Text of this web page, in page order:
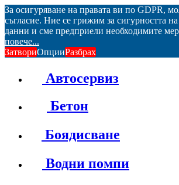
За осигуряване на правата ви по GDPR,
съгласие. Ние се грижим за сигурността
данни и сме предприели необходимите
повече...
ЗатвориОпцииРазбрах
Автосервиз
Бетон
Боядисване
Водни помпи